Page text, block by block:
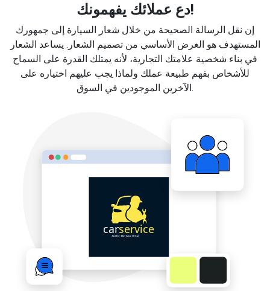
دع عملائك يفهمونك!
إن نقل الرسالة الصحيحة من خلال شعار السيارة إلى جمهورك
المستهدف هو الغرض الأساسي من تصميم الشعار. يساعد الشعار
في بناء شخصية علامتك التجارية، لأنه يمتلك القدرة على السماح
للأشخاص بفهم طبيعة عملك ولماذا يجب عليهم اختياره على
الآخرين الموجودين في السوق.